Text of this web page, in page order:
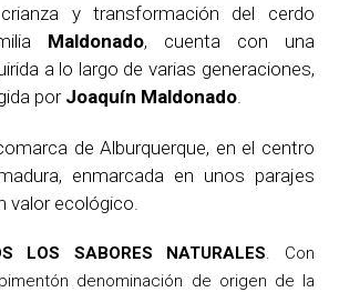
y transformación del cerdo
Maldonado, cuenta con una
a lo largo de varias generaciones,
porJoaquín Maldonado
de Alburquerque, en el centro
enmarcada en unos parajes
valor ecológico.
LOS SABORES NATURALES . Con
denominación de origen de la